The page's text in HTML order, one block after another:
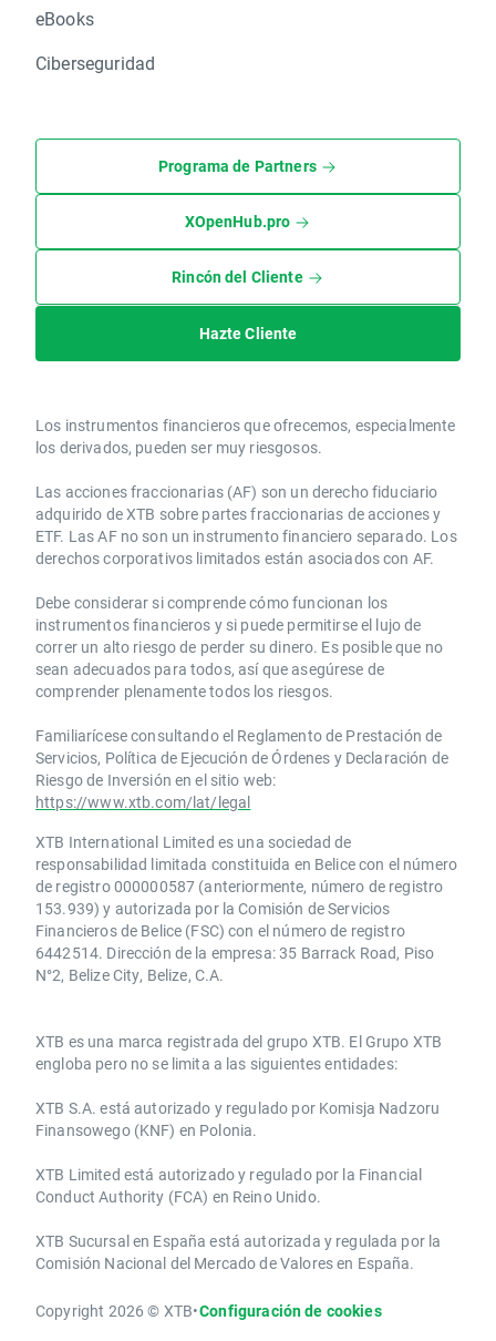
eBooks
Ciberseguridad
Programa de Partners
XOpenHub.pro
Rincón del Cliente
Hazte Cliente
Los instrumentos financieros que ofrecemos, especialmente
los derivados, pueden ser muy riesgosos.
Las acciones fraccionarias (AF) son un derecho fiduciario
adquirido de XTB sobre partes fraccionarias de acciones y
ETF. Las AF no son un instrumento financiero separado. Los
derechos corporativos limitados están asociados con AF.
Debe considerar si comprende cómo funcionan los
instrumentos financieros y si puede permitirse el lujo de
correr un alto riesgo de perder su dinero. Es posible que no
sean adecuados para todos, así que asegúrese de
comprender plenamente todos los riesgos.
Familiarícese consultando el Reglamento de Prestación de
Servicios, Política de Ejecución de Órdenes y Declaración de
Riesgo de Inversión en el sitio web:
https://www.xtb.com/lat/legal
XTB International Limited es una sociedad de
responsabilidad limitada constituida en Belice con el número
de registro 000000587 (anteriormente, número de registro
153.939) y autorizada por la Comisión de Servicios
Financieros de Belice (FSC) con el número de registro
6442514. Dirección de la empresa: 35 Barrack Road, Piso
N°2, Belize City, Belize, C.A.
​​XTB es una marca registrada del grupo XTB. El Grupo XTB
engloba pero no se limita a las siguientes entidades:
XTB S.A.​ está autorizado y regulado por Komisja Nadzoru
Finansowego (KNF) ​en Polonia.
XTB Limited ​está autorizado y regulado por la ​Financial
Conduct Authority ​(FCA) en ​​Reino Unido.
XTB Sucursal en España está autorizada y regulada por la
Comisión Nacional del Mercado de Valores en España.
Copyright 2026 © XTB•Configuración de cookies